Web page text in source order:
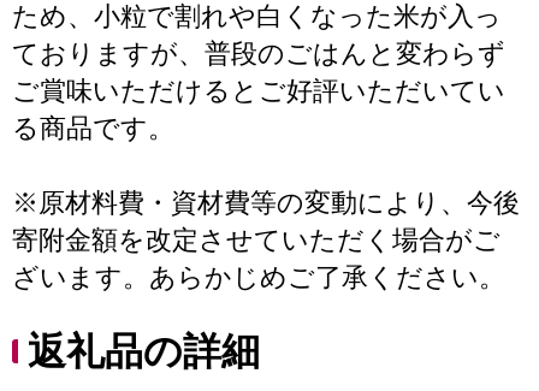
ため、小粒で割れや白くなった米が入っ
ておりますが、普段のごはんと変わらず
ご賞味いただけるとご好評いただいてい
る商品です。
※原材料費・資材費等の変動により、今後
寄附金額を改定させていただく場合がご
ざいます。あらかじめご了承ください。
返礼品の詳細